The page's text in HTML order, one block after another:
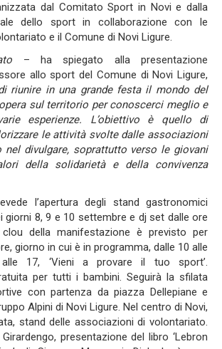
dal Comitato Sport in Novi e dalla
dello sport in collaborazione con le
e il Comune di Novi Ligure.
– ha spiegato alla presentazione
allo sport del Comune di Novi Ligure,
riunire in una grande festa il mondo del
sul territorio per conoscerci meglio e
esperienze. L’obiettivo è quello di
le attività svolte dalle associazioni
divulgare, soprattutto verso le giovani
della solidarietà e della convivenza
l’apertura degli stand gastronomici
giorni 8, 9 e 10 settembre e dj set dalle ore
della manifestazione è previsto per
giorno in cui è in programma, dalle 10 alle
17, ‘Vieni a provare il tuo sport’.
per tutti i bambini. Seguirà la sfilata
con partenza da piazza Dellepiane e
Alpini di Novi Ligure. Nel centro di Novi,
stand delle associazioni di volontariato.
presentazione del libro ‘Lebron